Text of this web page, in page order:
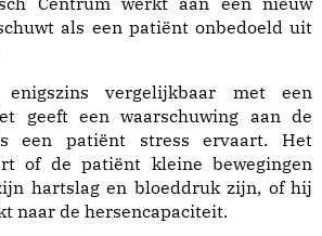
als een patiënt onbedoeld uit
vergelijkbaar met een
geeft een waarschuwing aan de
een patiënt stress ervaart. Het
of de patiënt kleine bewegingen
hartslag en bloeddruk zijn, of hij
naar de hersencapaciteit.